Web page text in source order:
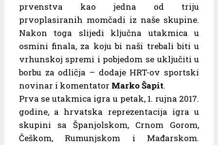
prvenstva kao jedna od triju
prvoplasiranih momčadi iz naše skupine.
Nakon toga slijedi ključna utakmica u
osmini finala, za koju bi naši trebali biti u
vrhunskoj spremi i pobjedom se uključiti u
borbu za odličja – dodaje HRT-ov sportski
novinar i komentator Marko Šapit.
Prva se utakmica igra u petak, 1. rujna 2017.
godine, a hrvatska reprezentacija igra u
skupini sa Španjolskom, Crnom Gorom,
Češkom, Rumunjskom i Mađarskom.